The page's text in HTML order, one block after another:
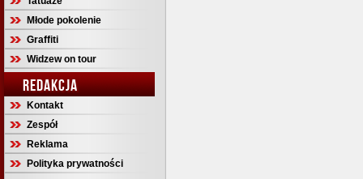
Młode pokolenie
Graffiti
Widzew on tour
REDAKCJA
Kontakt
Zespół
Reklama
Polityka prywatności